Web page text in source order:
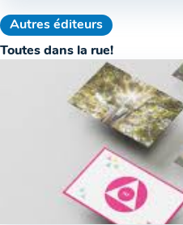
Autres éditeurs
Toutes dans la rue!